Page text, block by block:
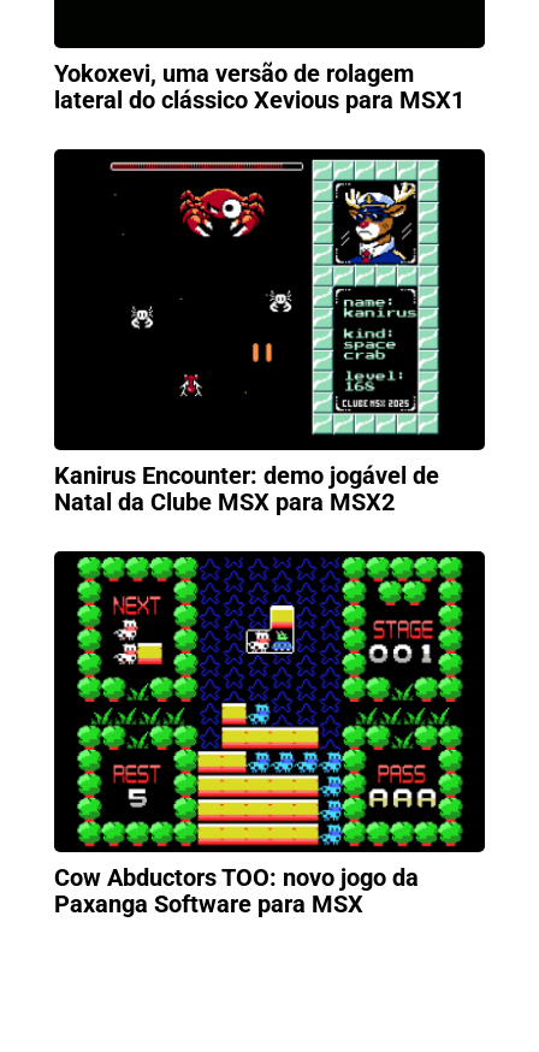
Yokoxevi, uma versão de rolagem
lateral do clássico Xevious para MSX1
Kanirus Encounter: demo jogável de
Natal da Clube MSX para MSX2
Cow Abductors TOO: novo jogo da
Paxanga Software para MSX